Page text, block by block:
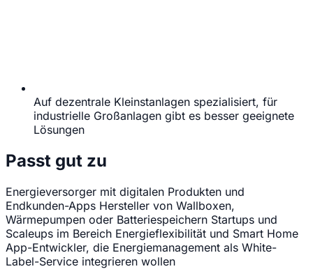
Auf dezentrale Kleinstanlagen spezialisiert, für
industrielle Großanlagen gibt es besser geeignete
Lösungen
Passt gut zu
Energieversorger mit digitalen Produkten und
Endkunden-Apps Hersteller von Wallboxen,
Wärmepumpen oder Batteriespeichern Startups und
Scaleups im Bereich Energieflexibilität und Smart Home
App-Entwickler, die Energiemanagement als White-
Label-Service integrieren wollen